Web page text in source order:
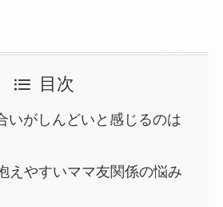
目次
いがしんどいと感じるのは
えやすいママ友関係の悩み